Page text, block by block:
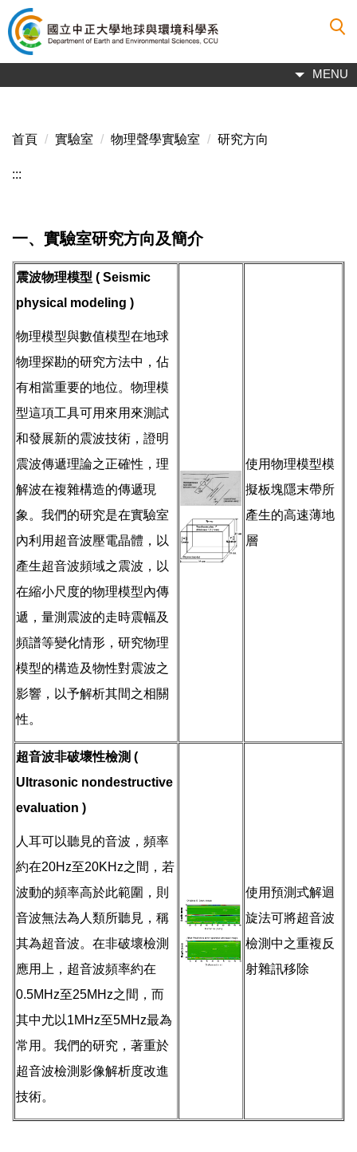
跳
到
主
內
MENU
首頁 實驗室 物理聲學實驗室 研究方向
:::
一、實驗室研究方向及簡介
震波物理模型 ( Seismic
physical modeling )
物理模型與數值模型在地球
物理探勘的研究方法中，佔
有相當重要的地位。物理模
型這項工具可用來用來測試
和發展新的震波技術，證明
震波傳遞理論之正確性，理
解波在複雜構造的傳遞現
象。我們的研究是在實驗室
內利用超音波壓電晶體，以
產生超音波頻域之震波，以
在縮小尺度的物理模型內傳
遞，量測震波的走時震幅及
頻譜等變化情形，研究物理
模型的構造及物性對震波之
影響，以予解析其間之相關
性。
使用物理模型模
擬板塊隱末帶所
產生的高速薄地
層
超音波非破壞性檢測 (
Ultrasonic nondestructive
evaluation )
人耳可以聽見的音波，頻率
約在20Hz至20KHz之間，若
波動的頻率高於此範圍，則
音波無法為人類所聽見，稱
其為超音波。在非破壞檢測
應用上，超音波頻率約在
0.5MHz至25MHz之間，而
其中尤以1MHz至5MHz最為
常用。我們的研究，著重於
超音波檢測影像解析度改進
技術。
使用預測式解迴
旋法可將超音波
檢測中之重複反
射雜訊移除